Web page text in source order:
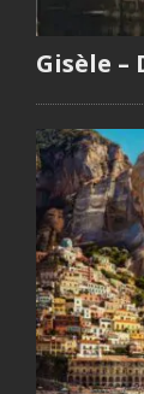
Gisèle –